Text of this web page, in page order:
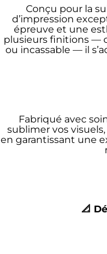
Conçu pour la
d’impression
épreuve et une
plusieurs finitions —
ou incassable — il
Fabriqué avec
sublimer vos
en garantissant une
📐